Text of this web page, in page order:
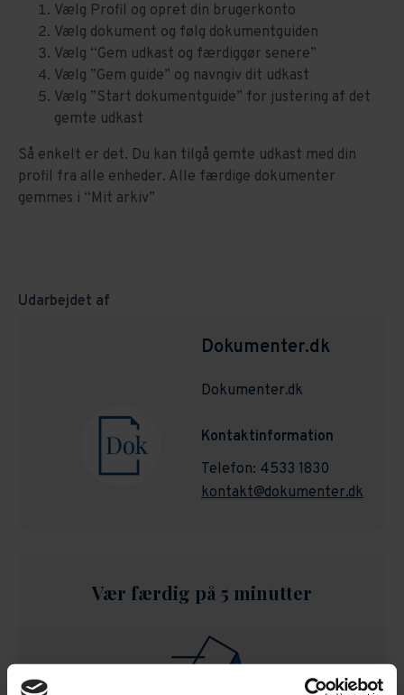
Vælg Profil og opret din brugerkonto
Vælg dokument og følg dokumentguiden
Vælg “Gem udkast og færdiggør senere”
Vælg ”Gem guide” og navngiv dit udkast
Vælg ”Start dokumentguide” for justering af det
gemte udkast
Så enkelt er det. Du kan tilgå gemte udkast med din
profil fra alle enheder. Alle færdige dokumenter
gemmes i “Mit arkiv”
Udarbejdet af
Dokumenter.dk
Dokumenter.dk
Kontaktinformation
Telefon: 4533 1830
kontakt@dokumenter.dk
Vær færdig på 5 minutter